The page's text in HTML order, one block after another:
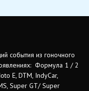
события из гоночного
Формула 1 / 2
E, DTM, IndyCar,
Super GT/ Super